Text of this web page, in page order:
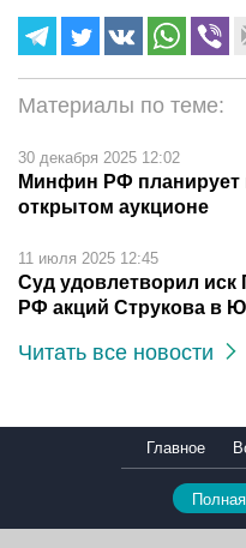
Материалы по теме:
30 декабря 2025 12:02
Минфин РФ планирует
открытом аукционе
11 июля 2025 12:45
Суд удовлетворил иск
РФ акций Струкова в
Читать все новости
Главное